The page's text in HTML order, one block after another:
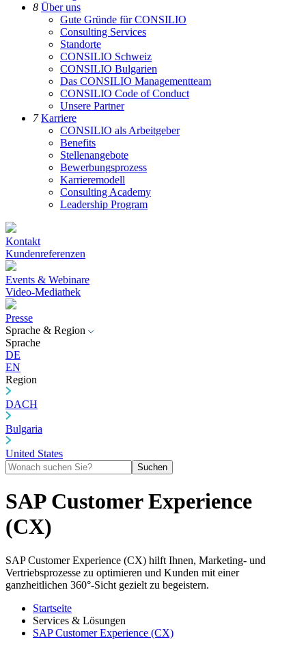
8 Über uns
Gute Gründe für CONSILIO
Consulting Services
Standorte
CONSILIO Schweiz
CONSILIO Bulgarien
Das CONSILIO Managementteam
CONSILIO Code of Conduct
Unsere Partner
7Karriere
CONSILIO als Arbeitgeber
Benefits
Stellenangebote
Bewerbungsprozess
Karrieremodell
Consulting Academy
Leadership Program
Kontakt
Kundenreferenzen
Events & Webinare
Video-Mediathek
Presse
Sprache & Region
Sprache
DE
EN
Region
DACH
Bulgaria
United States
Suchen
SAP Customer Experience
(CX)
SAP Customer Experience (CX) hilft Ihnen, Marketing- und
Vertriebsprozesse zu optimieren und Kunden mit einer
ganzheitlichen 360°-Sicht gezielt zu begeistern.
Startseite
Services & Lösungen
SAP Customer Experience (CX)